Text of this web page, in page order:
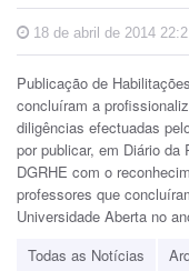
18 de abril de 2014
Publicação de
concluíram a
diligências efectuadas
por publicar, em Diário da
DGRHE com o
professores que
Universidade Aberta no
Todas as Notícias